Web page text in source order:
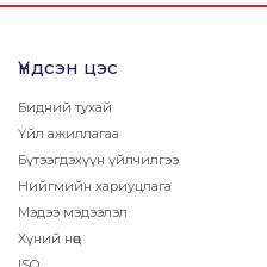
Үндсэн цэс
Бидний тухай
Үйл ажиллагаа
Бүтээгдэхүүн үйлчилгээ
Нийгмийн хариуцлага
Мэдээ мэдээлэл
Хүний нөөц